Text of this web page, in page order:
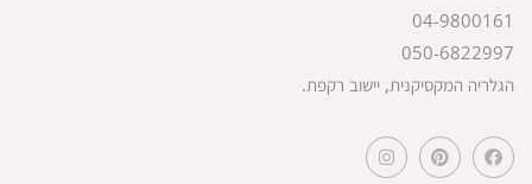
04-9800161
050-6822997
הגלריה המקסיקנית, יישוב רקפת.